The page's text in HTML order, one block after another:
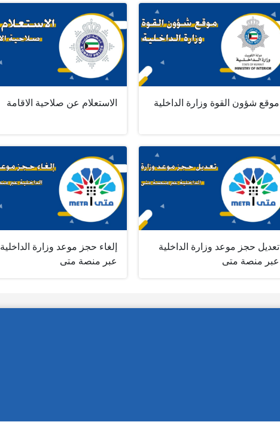
موقع شؤون القوة وزارة الداخلية الاستعلام عن صلاحية الاقامة
تعديل حجز موعد وزارة الداخلية
عبر منصة متى
إلغاء حجز موعد وزارة الداخلية
عبر منصة متى